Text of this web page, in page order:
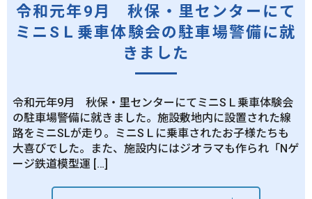
令和元年9月 秋保・里センターにて
ミニSＬ乗車体験会の駐車場警備に就
きました
令和元年9月 秋保・里センターにてミニSＬ乗車体験会
の駐車場警備に就きました。施設敷地内に設置された線
路をミニSLが走り。ミニSＬに乗車されたお子様たちも
大喜びでした。また、施設内にはジオラマも作られ「Nゲ
ージ鉄道模型運 […]